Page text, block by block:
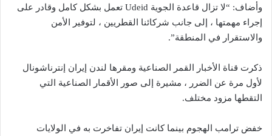
وأضاف: “لا تزال قاعدة الجوية Udeid تعمل بشكل كامل وقادر على
إجراء مهمتها ، إلى جانب شركائنا القطريين ، لتوفير الأمن
والاستقرار في المنطقة”.
ذكرت قناة الأخبار القمر الصناعية ومقرها لندن إيران إنترناشونال
لأول مرة عن الضرر ، مشيرة إلى صور الأقمار الصناعية التي
التقطها مزود مختلف.
خفض ترامب الهجوم بينما كانت إيران تفاخرت به في الولايات